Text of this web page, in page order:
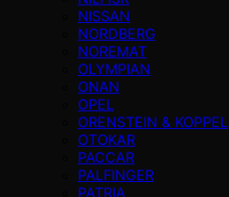
NISSAN
NORDBERG
NOREMAT
OLYMPIAN
ONAN
OPEL
ORENSTEIN & KOPPEL
OTOKAR
PACCAR
PALFINGER
PATRIA